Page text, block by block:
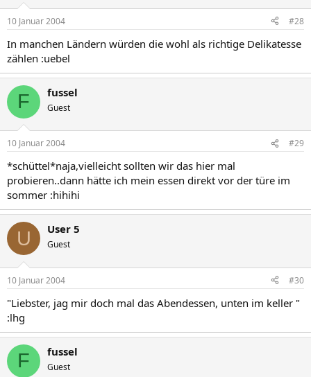
10 Januar 2004 #28
In manchen Ländern würden die wohl als richtige Delikatesse
zählen :uebel
F fussel
Guest
10 Januar 2004 #29
*schüttel*naja,vielleicht sollten wir das hier mal
probieren..dann hätte ich mein essen direkt vor der türe im
sommer :hihihi
U User 5
Guest
10 Januar 2004 #30
"Liebster, jag mir doch mal das Abendessen, unten im keller "
:lhg
F fussel
Guest